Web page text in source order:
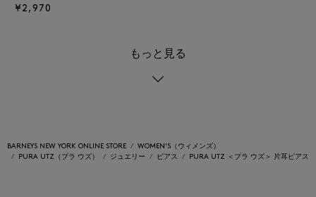
¥2,970
もっと見る
BARNEYS NEW YORK ONLINE STORE
WOMEN'S（ウィメンズ）
PURA UTZ（プラ ウズ）
ジュエリー ピアス PURA UTZ ＜プラ ウズ＞ 片耳ピアス